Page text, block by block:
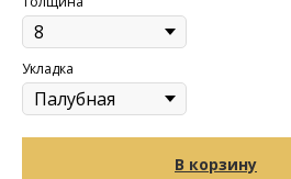
Укладка
В корзину